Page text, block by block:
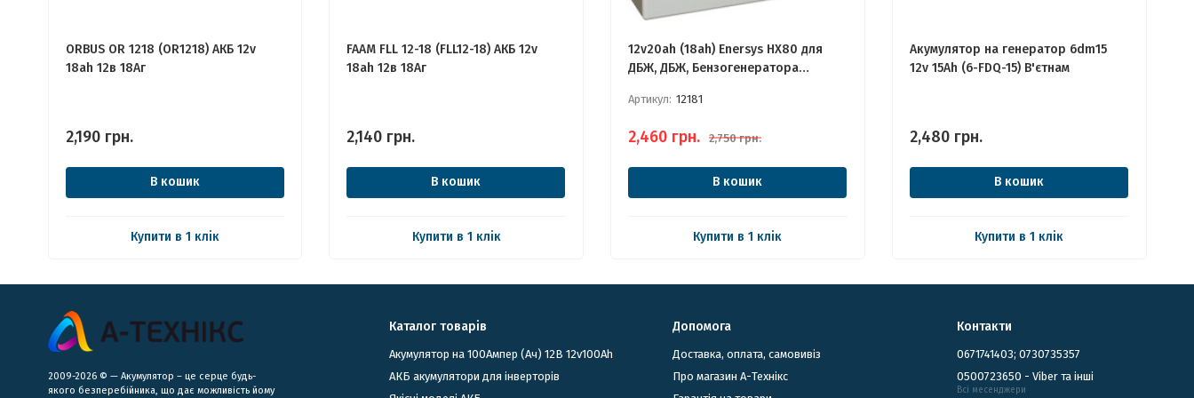
ORBUS OR 1218 (OR1218) АКБ 12v
18ah 12в 18Аг
2,190 грн.
В кошик
Купити в 1 клік
FAAM FLL 12-18 (FLL12-18) АКБ 12v
18ah 12в 18Аг
2,140 грн.
В кошик
Купити в 1 клік
12v20ah (18ah) Enersys HX80 для
ДБЖ, ДБЖ, Бензогенератора
Артикул: 12181
2,460 грн. 2,750 грн.
В кошик
Купити в 1 клік
Акумулятор на генератор 6dm15
12v 15Ah (6-FDQ-15) В'єтнам
2,480 грн.
В кошик
Купити в 1 клік
2009-2026 © — Акумулятор – це серце будь-
якого безперебійника, що дає можливість йому
Каталог товарів
Акумулятор на 100Ампер (Ач) 12В 12v100Ah
АКБ акумулятори для інверторів
Допомога
Доставка, оплата, самовивіз
Про магазин А-Технікс
Контакти
0671741403; 0730735357
0500723650 - Viber та інші
Всі месенджери